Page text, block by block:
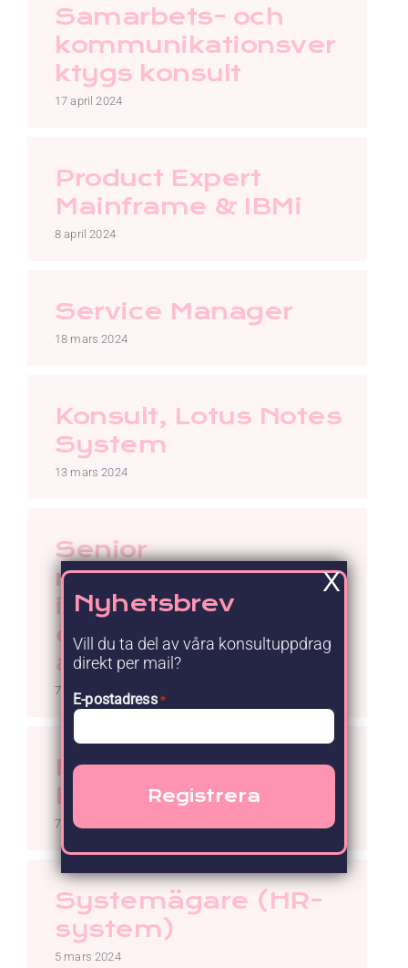
Faq
Samarbets- och
kommunikationsver
ktygs konsult
17 april 2024
Product Expert
Mainframe & IBMi
8 april 2024
Service Manager
18 mars 2024
Konsult, Lotus Notes
System
13 mars 2024
Senior
riskanalysledare,
informationssäkerh
et, Region Skåne
avrop 604
7 mars 2024
MQ Platform
Engineer
7 mars 2024
Systemägare (HR-
system)
5 mars 2024
Nyhetsbrev
Vill du ta del av våra konsultuppdrag
direkt per mail?
E-postadress *
X